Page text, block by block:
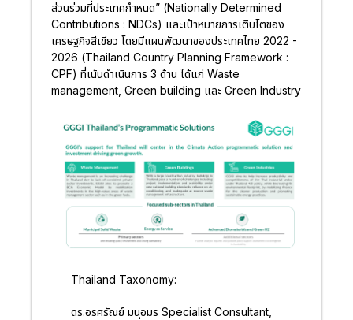
ส่วนร่วมที่ประเทศกำหนด” (Nationally Determined
Contributions : NDCs) และเป้าหมายการเติบโตของ
เศรษฐกิจสีเขียว โดยมีแผนพัฒนาของประเทศไทย 2022 -
2026 (Thailand Country Planning Framework :
CPF) ที่เน้นดำเนินการ 3 ด้าน ได้แก่ Waste
management, Green building และ Green Industry
Thailand Taxonomy:
ดร.อรศรัณย์ มนุอมร Specialist Consultant,